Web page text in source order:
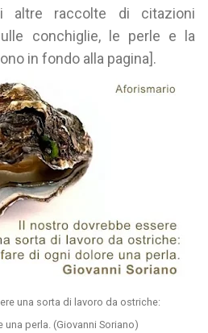
altre raccolte di citazioni
conchiglie, le perle e la
in fondo alla pagina].
una sorta di lavoro da ostriche:
perla. (Giovanni Soriano)